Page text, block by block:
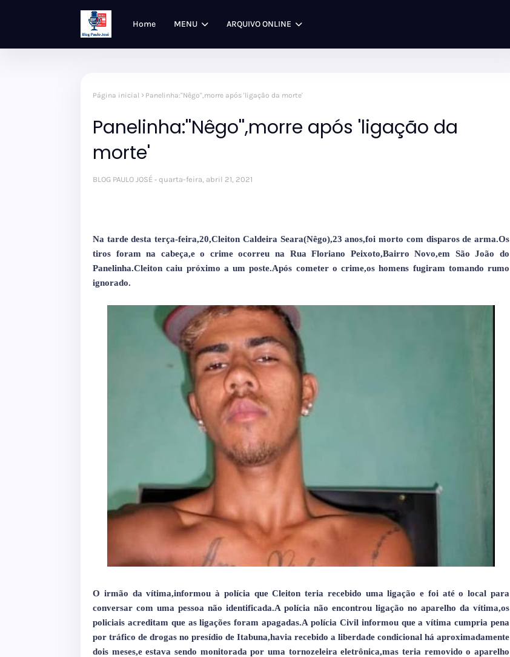
Home MENU ARQUIVO ONLINE
Página inicial Panelinha:''Nêgo'',morre após 'ligação da morte'
Panelinha:''Nêgo'',morre após 'ligação da
morte'
BLOG PAULO JOSÉ quarta-feira, abril 21, 2021
Na tarde desta terça-feira,20,Cleiton Caldeira Seara(Nêgo),23 anos,foi morto com disparos de arma.Os
tiros foram na cabeça,e o crime ocorreu na Rua Floriano Peixoto,Bairro Novo,em São João do
Panelinha.Cleiton caiu próximo a um poste.Após cometer o crime,os homens fugiram tomando rumo
ignorado.
O irmão da vítima,informou à polícia que Cleiton teria recebido uma ligação e foi até o local para
conversar com uma pessoa não identificada.A polícia não encontrou ligação no aparelho da vítima,os
policiais acreditam que as ligações foram apagadas.A polícia Civil informou que a vítima cumpria pena
por tráfico de drogas no presídio de Itabuna,havia recebido a liberdade condicional há aproximadamente
dois meses,e estava sendo monitorada por uma tornozeleira eletrônica,mas teria removido o aparelho